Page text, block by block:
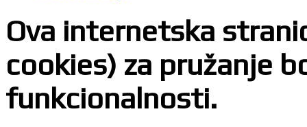
Ova internetska
cookies) za pružanje
funkcionalnosti.